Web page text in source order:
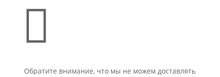

Обратите внимание, что мы не можем доставлять